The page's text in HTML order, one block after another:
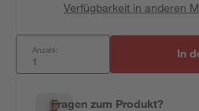
Verfügbarkeit in anderen
Anzahl: In
Fragen zum Produkt?